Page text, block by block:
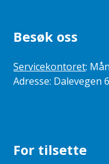
Besøk oss
Servicekontoret:
Adresse: Dalevegen
For tilsette